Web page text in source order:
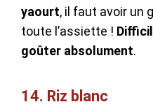
yaourt, il faut avoir un
toute l’assiette !
goûter absolument.
14. Riz blanc